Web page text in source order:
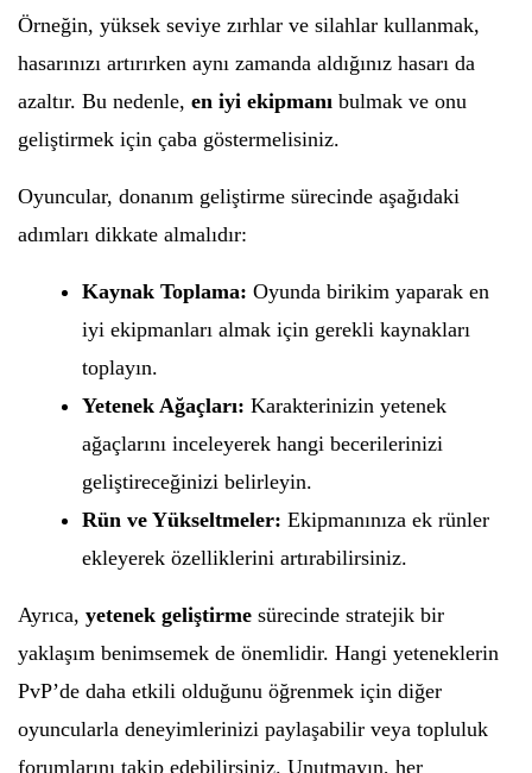
Örneğin, yüksek seviye zırhlar ve silahlar kullanmak,
hasarınızı artırırken aynı zamanda aldığınız hasarı da
azaltır. Bu nedenle, en iyi ekipmanı bulmak ve onu
geliştirmek için çaba göstermelisiniz.
Oyuncular, donanım geliştirme sürecinde aşağıdaki
adımları dikkate almalıdır:
Kaynak Toplama: Oyunda birikim yaparak en
iyi ekipmanları almak için gerekli kaynakları
toplayın.
Yetenek Ağaçları: Karakterinizin yetenek
ağaçlarını inceleyerek hangi becerilerinizi
geliştireceğinizi belirleyin.
Rün ve Yükseltmeler: Ekipmanınıza ek rünler
ekleyerek özelliklerini artırabilirsiniz.
Ayrıca, yetenek geliştirme sürecinde stratejik bir
yaklaşım benimsemek de önemlidir. Hangi yeteneklerin
PvP’de daha etkili olduğunu öğrenmek için diğer
oyuncularla deneyimlerinizi paylaşabilir veya topluluk
forumlarını takip edebilirsiniz. Unutmayın, her